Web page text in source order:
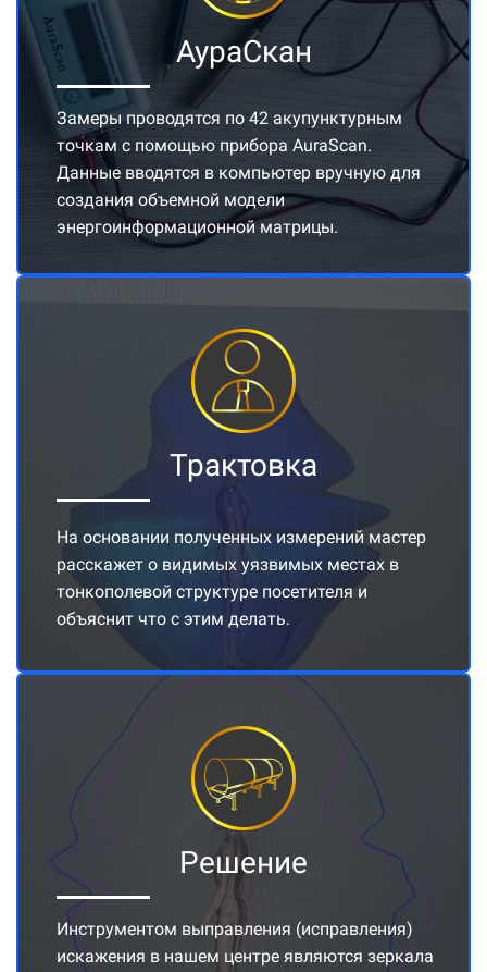
АураСкан
Замеры проводятся по 42 акупунктурным
точкам с помощью прибора AuraScan.
Данные вводятся в компьютер вручную для
создания объемной модели
энергоинформационной матрицы.
Трактовка
На основании полученных измерений мастер
расскажет о видимых уязвимых местах в
тонкополевой структуре посетителя и
объяснит что с этим делать.
Решение
Инструментом выправления (исправления)
искажения в нашем центре являются зеркала